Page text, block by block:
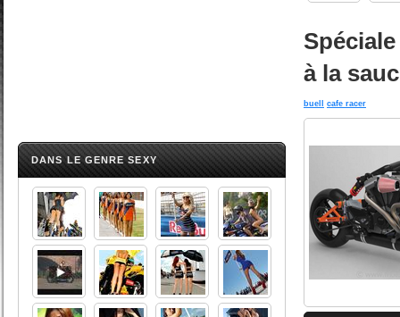
DANS LE GENRE SEXY
à la
buell cafe racer